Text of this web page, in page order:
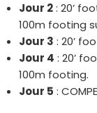
Jour 2: 20’
100m footing
Jour 3 : 20’
Jour 4 : 20’
100m footing.
Jour 5 :